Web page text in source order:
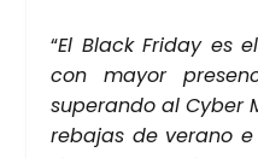
“El Black Fri­day es
con mayor
superan­do al Cyber
reba­jas de verano